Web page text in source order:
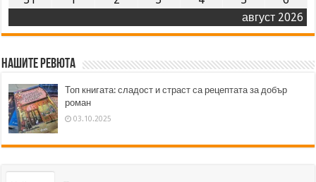
август 2026
Нашите ревюта
Топ книгата: сладост и страст са рецептата за добър
роман
03.10.2025